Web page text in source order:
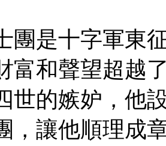
團是十字軍東
富和聲望超越
世的嫉妒，他
，讓他順理成